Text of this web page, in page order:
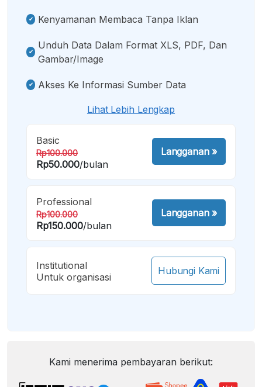
Kenyamanan Membaca Tanpa Iklan
Unduh Data Dalam Format XLS, PDF, Dan
Gambar/image
Akses Ke Informasi Sumber Data
Lihat Lebih Lengkap
Basic
Rp100.000
Rp50.000/bulan
Langganan»
Professional
Rp100.000
Rp150.000/bulan
Langganan»
Institutional
Untuk organisasi
Hubungi Kami
Kami menerima pembayaran berikut: